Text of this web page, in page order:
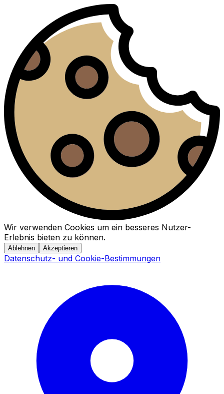
Wir verwenden Cookies um ein besseres Nutzer-
Erlebnis bieten zu können.
Ablehnen Akzeptieren
Datenschutz- und Cookie-Bestimmungen